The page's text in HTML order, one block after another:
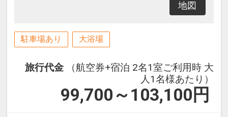
地図
駐車場あり 大浴場
旅行代金
（航空券+宿泊 2名1室ご利用時 大
人1名様あたり）
99,700～103,100 円